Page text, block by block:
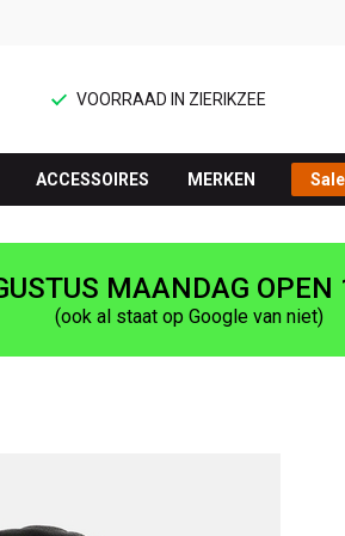
VOORRAAD IN ZIERIKZEE
ACCESSOIRES MERKEN Sale
MAANDAG
(ook al staat op Google van niet)